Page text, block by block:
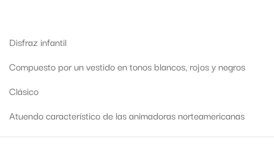
Disfraz infantil
Compuesto por un vestido en tonos blancos, rojos y negros
Clásico
Atuendo característico de las animadoras norteamericanas